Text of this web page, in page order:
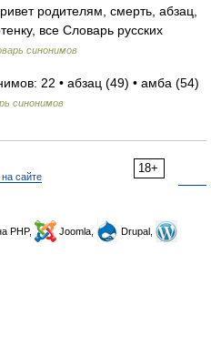
родителям, смерть, абзац,
все Словарь русских
синонимов
22 • абзац (49) • амба (54)
синонимов
18+
сайте
PHP, Joomla,
Drupal,